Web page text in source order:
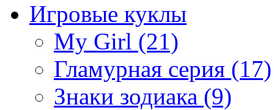
Игровые куклы
My Girl (21)
Гламурная серия (17)
Знаки зодиака (9)